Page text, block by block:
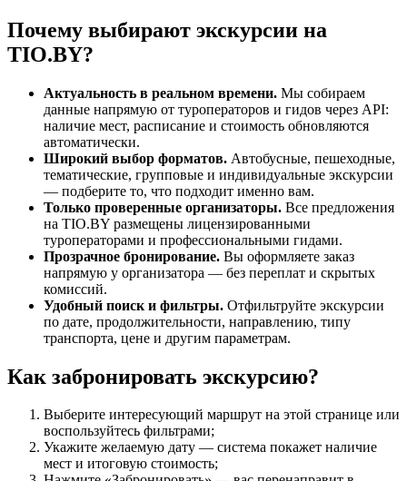
Почему выбирают экскурсии на
TIO.BY?
Актуальность в реальном времени. Мы собираем
данные напрямую от туроператоров и гидов через API:
наличие мест, расписание и стоимость обновляются
автоматически.
Широкий выбор форматов. Автобусные, пешеходные,
тематические, групповые и индивидуальные экскурсии
— подберите то, что подходит именно вам.
Только проверенные организаторы. Все предложения
на TIO.BY размещены лицензированными
туроператорами и профессиональными гидами.
Прозрачное бронирование. Вы оформляете заказ
напрямую у организатора — без переплат и скрытых
комиссий.
Удобный поиск и фильтры. Отфильтруйте экскурсии
по дате, продолжительности, направлению, типу
транспорта, цене и другим параметрам.
Как забронировать экскурсию?
Выберите интересующий маршрут на этой странице или
воспользуйтесь фильтрами;
Укажите желаемую дату — система покажет наличие
мест и итоговую стоимость;